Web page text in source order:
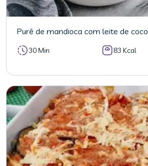
Purê de mandioca com leite de coco
30 Min 83 Kcal